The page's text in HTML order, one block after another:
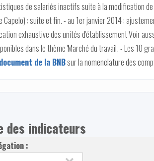
de salariés inactifs suite à la modification
Capelo) : suite et fin. - au 1er janvier 2014 :
exhaustive des unités d'établissement Voir
dans le thème 'Marché du travail'. - Les 10
document de la BNBsur la nomenclature des
des indicateurs
: